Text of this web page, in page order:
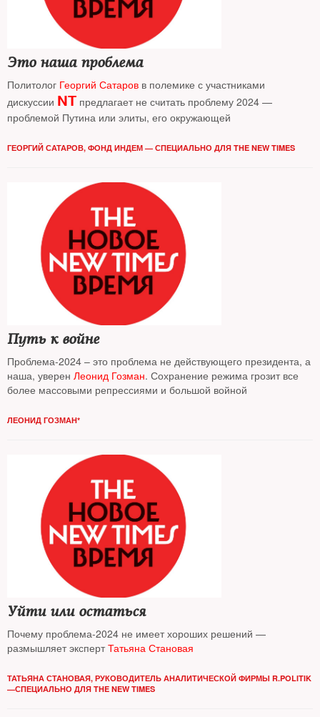
Это наша проблема
Политолог Георгий Сатаров в полемике с участниками
дискуссии NT предлагает не считать проблему 2024 —
проблемой Путина или элиты, его окружающей
ГЕОРГИЙ САТАРОВ, ФОНД ИНДЕМ — СПЕЦИАЛЬНО ДЛЯ THE NEW TIMES
Путь к войне
Проблема-2024 – это проблема не действующего президента, а
наша, уверен Леонид Гозман. Сохранение режима грозит все
более массовыми репрессиями и большой войной
ЛЕОНИД ГОЗМАН*
Уйти или остаться
Почему проблема-2024 не имеет хороших решений —
размышляет экспертТатьяна Становая
ТАТЬЯНА СТАНОВАЯ, РУКОВОДИТЕЛЬ АНАЛИТИЧЕСКОЙ ФИРМЫ R.POLITIK
—СПЕЦИАЛЬНО ДЛЯ THE NEW TIMES